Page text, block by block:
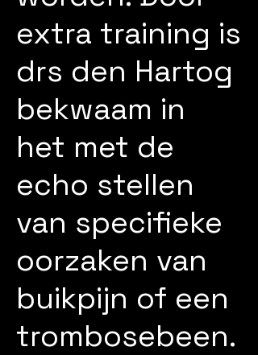
extra training is
drs den Hartog
bekwaam in
het met de
echo stellen
van specifieke
oorzaken van
buikpijn of een
trombosebeen.